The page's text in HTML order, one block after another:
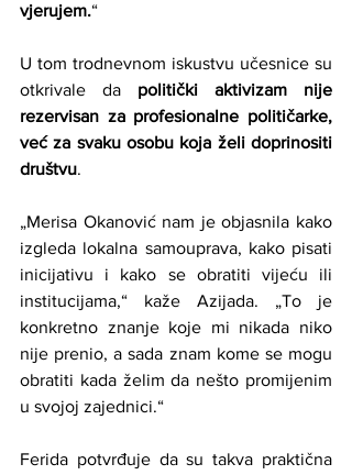
vjerujem.“
U tom trodnevnom iskustvu učesnice su
otkrivale da politički aktivizam nije
rezervisan za profesionalne političarke,
već za svaku osobu koja želi doprinositi
društvu.
„Merisa Okanović nam je objasnila kako
izgleda lokalna samouprava, kako pisati
inicijativu i kako se obratiti vijeću ili
institucijama,“ kaže Azijada. „To je
konkretno znanje koje mi nikada niko
nije prenio, a sada znam kome se mogu
obratiti kada želim da nešto promijenim
u svojoj zajednici.“
Ferida potvrđuje da su takva praktična